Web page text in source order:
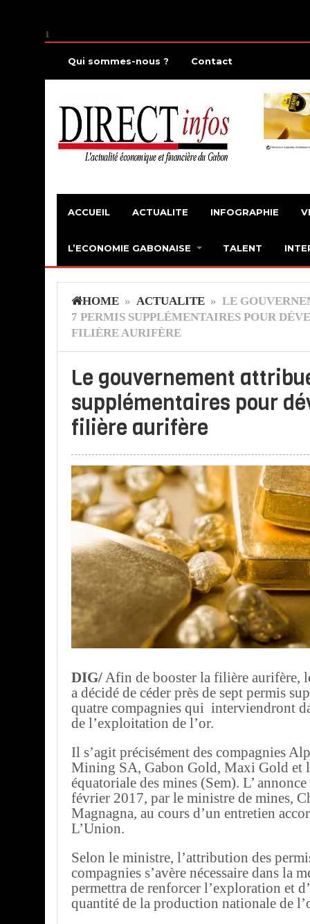
1
Qui sommes-nous ? Contact
ACCUEIL ACTUALITE INFOGRAPHIE
L’ECONOMIE GABONAISE TALENT
HOME » ACTUALITE » LE
7 PERMIS SUPPLÉMENTAIRES POUR
FILIÈRE AURIFÈRE
Le gouvernement
supplémentaires pour
filière aurifère
DIG/ Afin de booster la filière aurifère,
a décidé de céder près de sept permis
quatre compagnies qui interviendront
de l’exploitation de l’or.
Il s’agit précisément des compagnies
Mining SA, Gabon Gold, Maxi Gold et
équatoriale des mines (Sem). L’
février 2017, par le ministre de mines,
Magnagna, au cours d’un entretien
L’Union.
Selon le ministre, l’attribution des
compagnies s’avère nécessaire dans la
permettra de renforcer l’exploration et
quantité de la production nationale de